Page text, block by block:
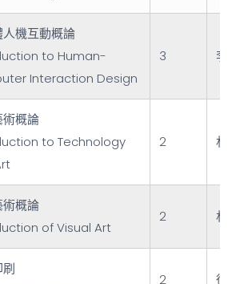
人機互動概論
to Human-
Interaction Design
3 李
概論
to Technology
2 林
概論
of Visual Art
2 林
2 徐